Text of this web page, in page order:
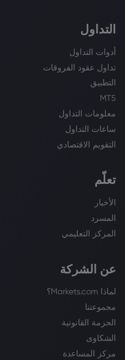
التداول
أدوات التداول
تداول عقود الفروقات
التطبيق
MT5
معلومات التداول
ساعات التداول
التقويم الاقتصادي
تعلّم
الأخبار
المسرد
المركز التعليمي
عن الشركة
لماذا Markets.com؟
مجموعتنا
الحزمة القانونية
الشكاوى
مركز المساعدة